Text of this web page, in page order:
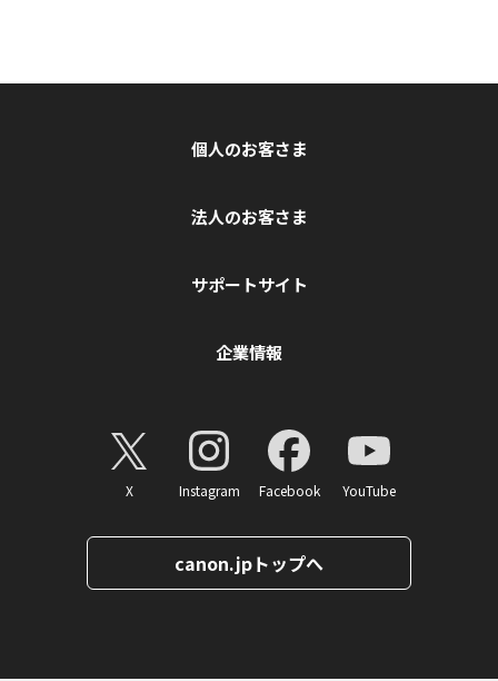
個人のお客さま
法人のお客さま
サポートサイト
企業情報
X Instagram Facebook YouTube
canon.jpトップへ